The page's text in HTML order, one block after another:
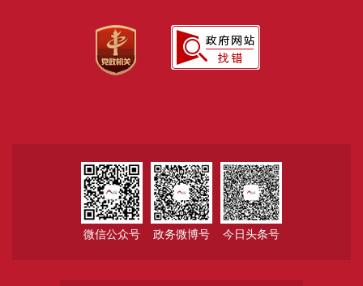
微信公众号 政务微博号 今日头条号